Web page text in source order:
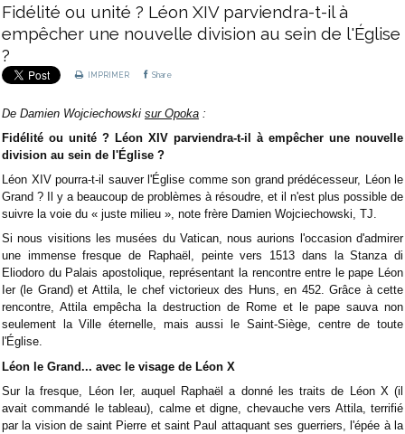
Fidélité ou unité ? Léon XIV parviendra-t-il à
empêcher une nouvelle division au sein de l'Église
?
IMPRIMER Share
De Damien Wojciechowski sur Opoka :
Fidélité ou unité ? Léon XIV parviendra-t-il à empêcher une nouvelle
division au sein de l'Église ?
Léon XIV pourra-t-il sauver l'Église comme son grand prédécesseur, Léon le
Grand ? Il y a beaucoup de problèmes à résoudre, et il n'est plus possible de
suivre la voie du « juste milieu », note frère Damien Wojciechowski, TJ.
Si nous visitions les musées du Vatican, nous aurions l'occasion d'admirer
une immense fresque de Raphaël, peinte vers 1513 dans la Stanza di
Eliodoro du Palais apostolique, représentant la rencontre entre le pape Léon
Ier (le Grand) et Attila, le chef victorieux des Huns, en 452. Grâce à cette
rencontre, Attila empêcha la destruction de Rome et le pape sauva non
seulement la Ville éternelle, mais aussi le Saint-Siège, centre de toute
l'Église.
Léon le Grand... avec le visage de Léon X
Sur la fresque, Léon Ier, auquel Raphaël a donné les traits de Léon X (il
avait commandé le tableau), calme et digne, chevauche vers Attila, terrifié
par la vision de saint Pierre et saint Paul attaquant ses guerriers, l'épée à la